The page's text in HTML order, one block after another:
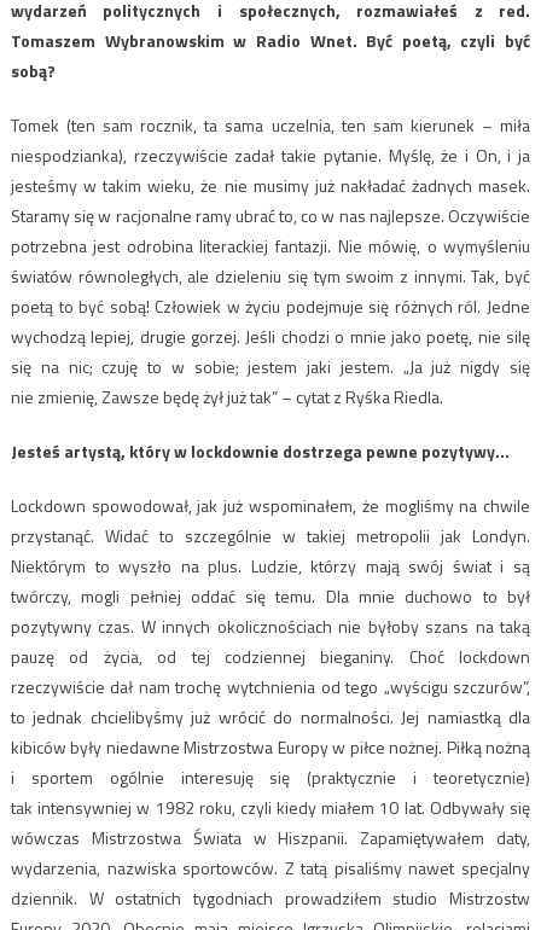
wydarzeń politycznych i
społecznych, rozmawiałeś z red.
Tomaszem Wybranowskim w Radio Wnet. Być poetą, czyli być
sobą?
Tomek (ten sam rocznik, ta sama uczelnia, ten sam kierunek – miła
niespodzianka), rzeczywiście zadał takie pytanie. Myślę, że i On, i ja
jesteśmy w takim wieku, że nie musimy już nakładać żadnych masek.
Staramy się w racjonalne ramy ubrać to, co w nas najlepsze. Oczywiście
potrzebna jest odrobina literackiej fantazji. Nie mówię, o wymyśleniu
światów równoległych, ale dzieleniu się tym swoim z innymi. Tak, być
poetą to być sobą! Człowiek w życiu podejmuje się różnych ról. Jedne
wychodzą lepiej, drugie gorzej. Jeśli chodzi o mnie jako poetę, nie silę
się na nic; czuję to w sobie; jestem jaki jestem. „Ja już nigdy się
nie zmienię, Zawsze będę żył już tak” – cytat z Ryśka Riedla.
Jesteś artystą, który w lockdownie dostrzega pewne pozytywy…
Lockdown spowodował, jak już wspominałem, że mogliśmy na chwile
przystanąć. Widać to szczególnie w takiej metropolii jak Londyn.
Niektórym to wyszło na plus. Ludzie, którzy mają swój świat i są
twórczy, mogli pełniej oddać się temu. Dla mnie duchowo to był
pozytywny czas. W innych okolicznościach nie byłoby szans na taką
pauzę od życia, od tej codziennej bieganiny. Choć lockdown
rzeczywiście dał nam trochę wytchnienia od tego „wyścigu szczurów”,
to jednak chcielibyśmy już wrócić do normalności. Jej namiastką dla
kibiców były niedawne Mistrzostwa Europy w piłce nożnej. Piłką nożną
i sportem ogólnie interesuję się (praktycznie i teoretycznie)
tak intensywniej w 1982 roku, czyli kiedy miałem 10 lat. Odbywały się
wówczas Mistrzostwa Świata w Hiszpanii. Zapamiętywałem daty,
wydarzenia, nazwiska sportowców. Z tatą pisaliśmy nawet specjalny
dziennik. W ostatnich tygodniach prowadziłem studio Mistrzostw